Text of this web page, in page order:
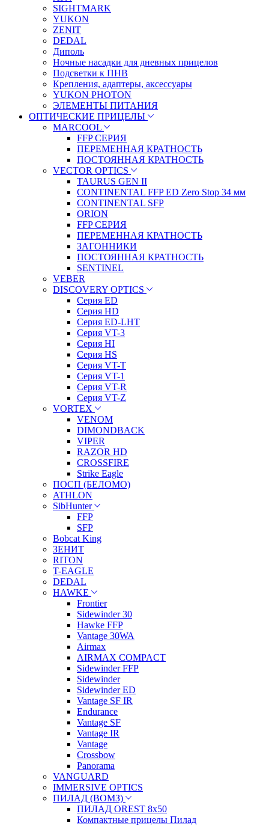
SIGHTMARK
YUKON
ZENIT
DEDAL
Диполь
Ночные насадки для дневных прицелов
Подсветки к ПНВ
Крепления, адаптеры, аксессуары
YUKON PHOTON
ЭЛЕМЕНТЫ ПИТАНИЯ
ОПТИЧЕСКИЕ ПРИЦЕЛЫ
MARCOOL
FFP СЕРИЯ
ПЕРЕМЕННАЯ КРАТНОСТЬ
ПОСТОЯННАЯ КРАТНОСТЬ
VECTOR OPTICS
TAURUS GEN II
CONTINENTAL FFP ED Zero Stop 34 мм
CONTINENTAL SFP
ORION
FFP СЕРИЯ
ПЕРЕМЕННАЯ КРАТНОСТЬ
ЗАГОННИКИ
ПОСТОЯННАЯ КРАТНОСТЬ
SENTINEL
VEBER
DISCOVERY OPTICS
Серия ED
Серия HD
Серия ED-LHT
Серия VT-3
Серия HI
Серия HS
Серия VT-T
Серия VT-1
Серия VT-R
Серия VT-Z
VORTEX
VENOM
DIMONDBACK
VIPER
RAZOR HD
CROSSFIRE
Strike Eagle
ПОСП (БЕЛОМО)
ATHLON
SibHunter
FFP
SFP
Bobcat King
ЗЕНИТ
RITON
T-EAGLE
DEDAL
HAWKE
Frontier
Sidewinder 30
Hawke FFP
Vantage 30WA
Airmax
AIRMAX COMPACT
Sidewinder FFP
Sidewinder
Sidewinder ED
Vantage SF IR
Endurance
Vantage SF
Vantage IR
Vantage
Crossbow
Panorama
VANGUARD
IMMERSIVE OPTICS
ПИЛАД (ВОМЗ)
ПИЛАД OREST 8х50
Компактные прицелы Пилад